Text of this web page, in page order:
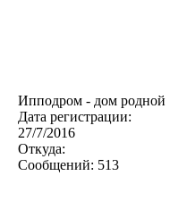
Ипподром - дом родной
Дата регистрации:
27/7/2016
Откуда:
Сообщений: 513